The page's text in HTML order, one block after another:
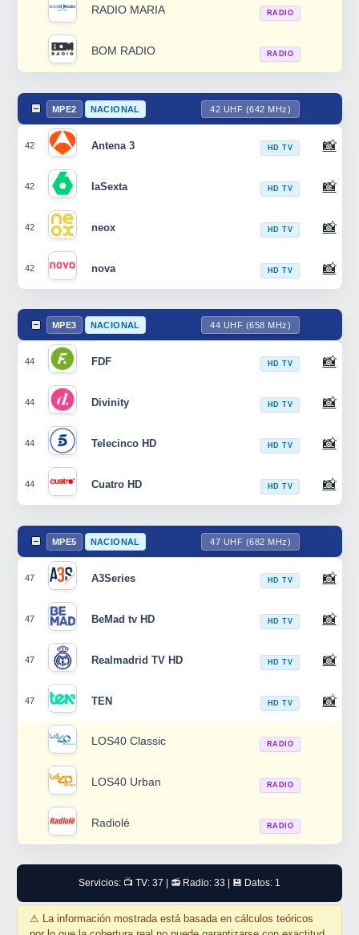
RADIO MARIA RADIO
BOM RADIO RADIO
MPE2 NACIONAL 42 UHF (642 MHz)
42 Antena 3 HD TV 📸
42 laSexta HD TV 📸
42 neox HD TV 📸
42 nova HD TV 📸
MPE3 NACIONAL 44 UHF (658 MHz)
44 FDF HD TV 📸
44 Divinity HD TV 📸
44 Telecinco HD HD TV 📸
44 Cuatro HD HD TV 📸
MPE5 NACIONAL 47 UHF (682 MHz)
47 A3Series HD TV 📸
47 BeMad tv HD HD TV 📸
47 Realmadrid TV HD HD TV 📸
47 TEN HD TV 📸
LOS40 Classic RADIO
LOS40 Urban RADIO
Radiolé RADIO
Servicios: 📺 TV: 37 | 📻 Radio: 33 | 💾 Datos: 1
⚠ La información mostrada está basada en cálculos teóricos